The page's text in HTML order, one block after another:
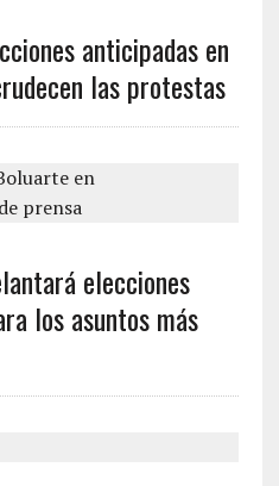
anticipadas en
las protestas
elecciones
los asuntos más